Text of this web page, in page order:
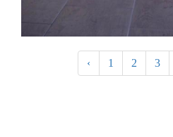
‹ 1 2 3